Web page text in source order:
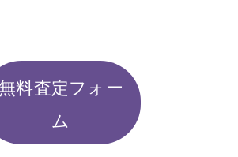
料査定フォー
ム